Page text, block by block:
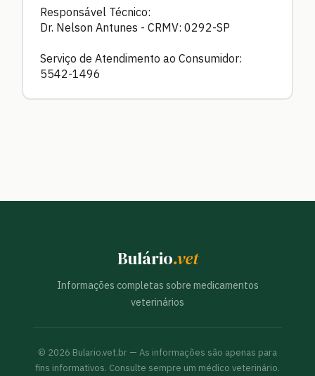
Responsável Técnico:
Dr. Nelson Antunes - CRMV: 0292-SP
Serviço de Atendimento ao Consumidor:
5542-1496
Bulário.vet
Informações completas sobre medicamentos
veterinários
© 2026 Bulario.vet.br — As informações são apenas para
fins informativos. Consulte sempre um médico veterinário.